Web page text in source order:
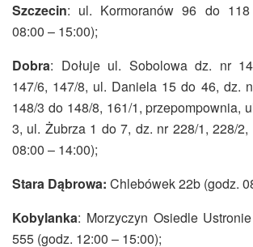
Szczecin: ul. Kormoranów 96 do 118
08:00 – 15:00);
Dobra: Dołuje ul. Sobolowa dz. nr
147/6, 147/8, ul. Daniela 15 do 46, dz.
148/3 do 148/8, 161/1, przepompownia,
3, ul. Żubrza 1 do 7, dz. nr 228/1, 228/
08:00 – 14:00);
Stara Dąbrowa: Chlebówek 22b (godz.
Kobylanka: Morzyczyn Osiedle
555 (godz. 12:00 – 15:00);